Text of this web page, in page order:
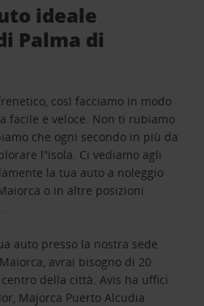
ideale
Palma di
così facciamo in modo
facile e veloce. Non ti rubiamo
che ogni secondo in più da
l’'isola. Ci vediamo agli
la tua auto a noleggio
o in altre posizioni
auto presso la nostra sede
avrai bisogno di 20
della città. Avis ha uffici
Majorca Puerto Alcudia